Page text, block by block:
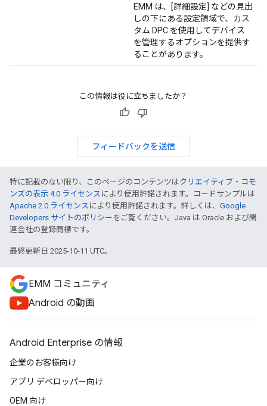
EMM は、[詳細設定] などの見出
しの下にある設定領域で、カス
タム DPC を使用してデバイス
を管理するオプションを提供す
ることがあります。
この情報は役に立ちましたか？
フィードバックを送信
特に記載のない限り、このページのコンテンツはクリエイティブ・コモ
ンズの表示 4.0 ライセンス により使用許諾されます。コードサンプルは
Apache 2.0 ライセンス により使用許諾されます。詳しくは、 Google
Developers サイトのポリシー をご覧ください。Java は Oracle および関
連会社の登録商標です。
最終更新日 2025-10-11 UTC。
EMM コミュニティ
Android の動画
Android Enterprise の情報
企業のお客様向け
アプリ デベロッパー向け
OEM 向け